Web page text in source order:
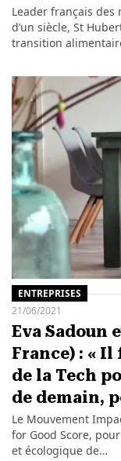
Leader français des
d’un siècle, St
transition
ENTREPRISES
21/06/2021
Eva Sadoun
France) : «
de la Tech
de demain,
Le Mouvement
for Good Score,
et écologique de…